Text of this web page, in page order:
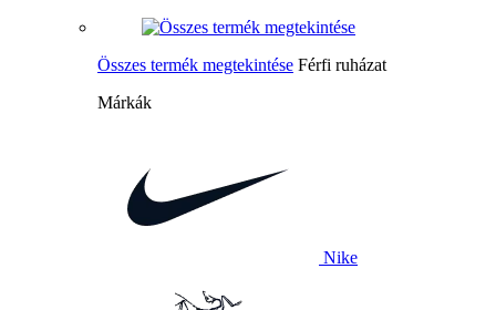
Összes termék megtekintése Férfi ruházat
Márkák
Nike